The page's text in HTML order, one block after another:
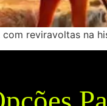
reviravoltas na